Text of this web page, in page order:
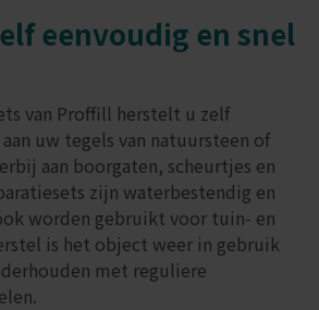
eenvoudig en snel
van Proffill herstelt u zelf
uw tegels van natuursteen of
aan boorgaten, scheurtjes en
zijn waterbestendig en
worden gebruikt voor tuin- en
is het object weer in gebruik
met reguliere